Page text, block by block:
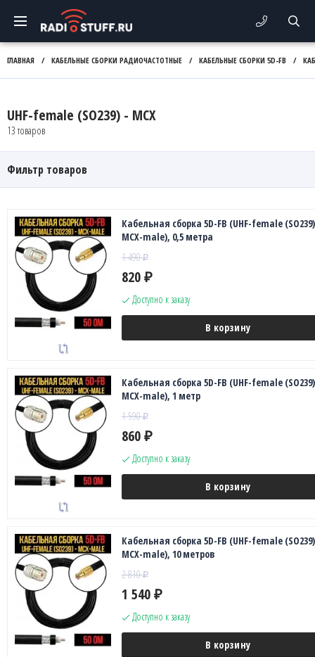
ГЛАВНАЯ / КАБЕЛЬНЫЕ СБОРКИ РАДИОЧАСТОТНЫЕ / КАБЕЛЬНЫЕ СБОРКИ 5D-FB /
UHF-female (SO239) - MCX
13 товаров
Фильтр товаров
Кабельная сборка 5D-FB (UHF-female
MCX-male), 0,5 метра
1 490₽
820 ₽
Доступно к заказу
В корзину
Кабельная сборка 5D-FB (UHF-female
MCX-male), 1 метр
1 590₽
860 ₽
Доступно к заказу
В корзину
Кабельная сборка 5D-FB (UHF-female
MCX-male), 10 метров
2 810₽
1 540 ₽
Доступно к заказу
В корзину